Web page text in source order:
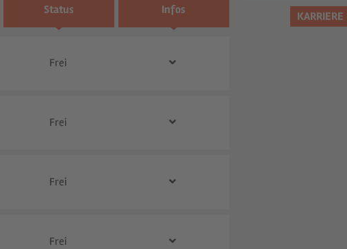
Status Infos
Frei
Frei
Frei
Frei
KARRIERE
KARRIERE